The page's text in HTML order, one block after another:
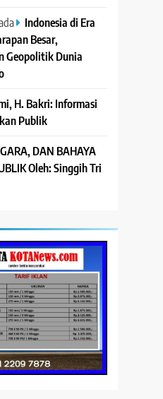
Indonesia di Era
Besar,
Geopolitik Dunia
H. Bakri: Informasi
Publik
DAN BAHAYA
Oleh: Singgih Tri